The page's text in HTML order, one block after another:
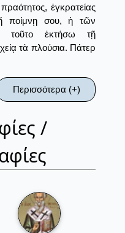
ἐγκρατείας
ποίμνῃ σου, ἡ τῶν
τοῦτο ἐκτήσω τῇ
τὰ πλούσια. Πάτερ
Περισσότερα (+)
/